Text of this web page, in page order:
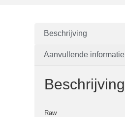
Beschrijving
Aanvullende informatie
Beschrijving
Raw